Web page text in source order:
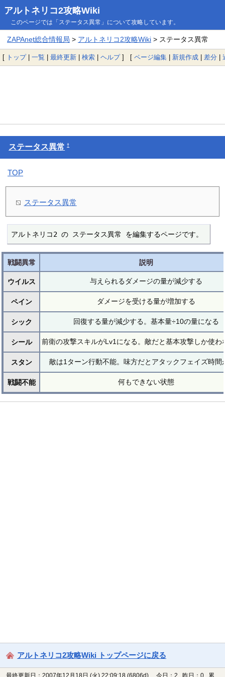
アルトネリコ2攻略Wiki
このページでは「ステータス異常」について攻略しています。
ZAPAnet総合情報局 > アルトネリコ2攻略Wiki> ステータス異常
[ トップ| 一覧 | 最終更新 | 検索 | ヘルプ] [ ページ編集 | 新規作成 | 差分 |
ステータス異常 †
TOP
ステータス異常
アルトネリコ2 の ステータス異常 を編集するページです。
戦闘異常 説明
ウイルス 与えられるダメージの量が減少する
ペイン ダメージを受ける量が増加する
シック 回復する量が減少する。基本量÷10の量になる
シール 前衛の攻撃スキルがLv1になる。敵だと基本攻撃しか使わ
スタン 敵は1ターン行動不能。味方だとアタックフェイズ時間
戦闘不能 何もできない状態
アルトネリコ2攻略Wiki トップページに戻る
最終更新日：2007年12月18日 (火) 22:09:18 (6806d) 今日：2 昨日：0 累